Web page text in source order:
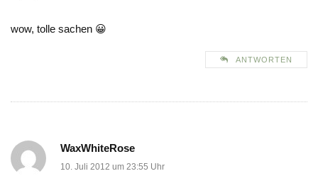
wow, tolle sachen 😀
ANTWORTEN
WaxWhiteRose
10. Juli 2012 um 23:55 Uhr